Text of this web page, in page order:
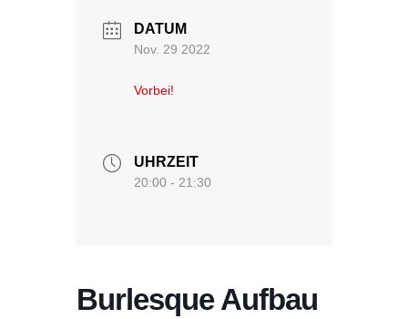
DATUM
Nov. 29 2022
Vorbei!
UHRZEIT
20:00 - 21:30
Burlesque Aufbau